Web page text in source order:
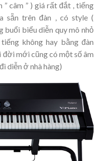
” câm ” ) giá rất đắt , tiếng
sẵn trên đàn , có style (
buổi biểu diễn quy mô nhỏ
không hay bằng đàn
đời mới cũng có một số âm
diễn ở nhà hàng)